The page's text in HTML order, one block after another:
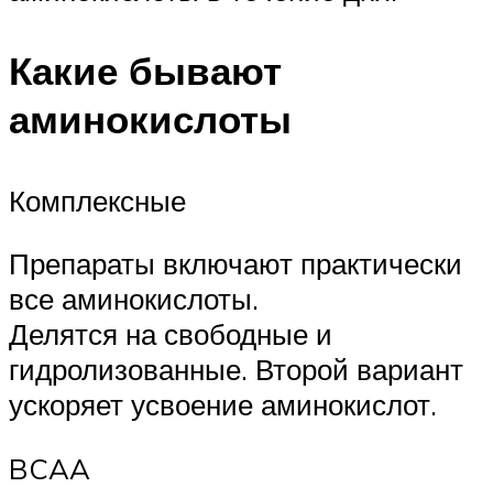
Какие бывают
аминокислоты
Комплексные
Препараты включают практически
все аминокислоты.
Делятся на свободные и
гидролизованные. Второй вариант
ускоряет усвоение аминокислот.
BCAA